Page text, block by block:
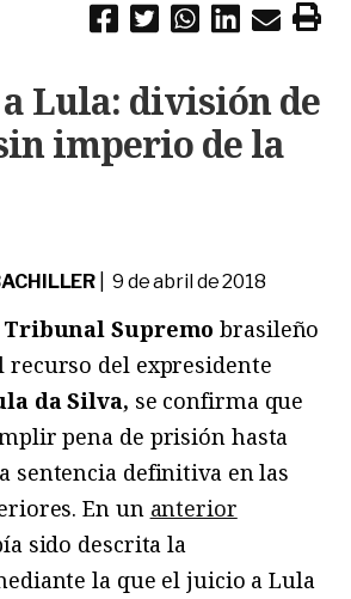
a Lula: división de
imperio de la
| 9 de abril de 2018
Tribunal Supremo brasileño
recurso del expresidente
da Silva, se confirma que
pena de prisión hasta
sentencia definitiva en las
En un anterior
sido descrita la
la que el juicio a Lula